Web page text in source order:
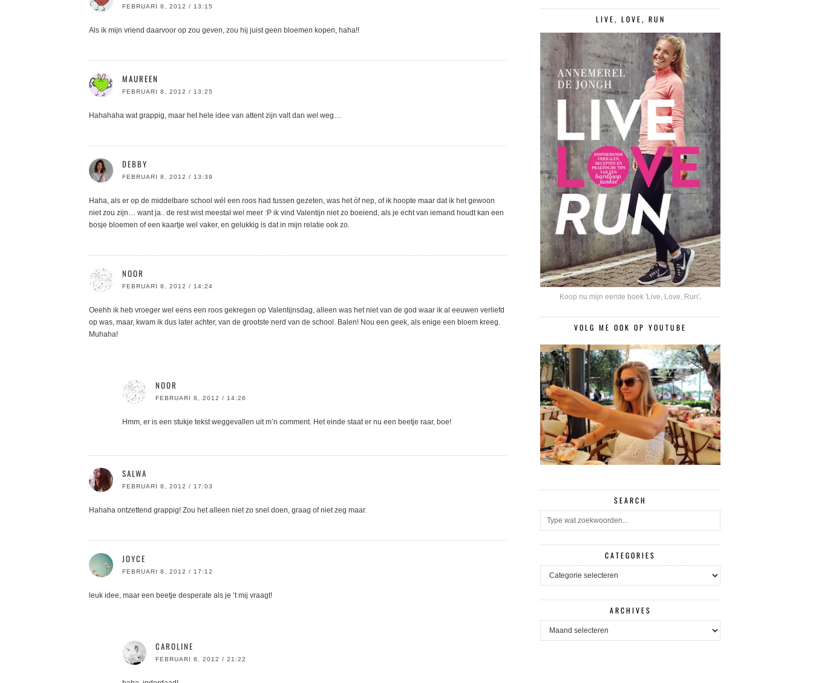
FEBRUARI 8, 2012 / 13:15
Als ik mijn vriend daarvoor op zou geven, zou hij juist geen bloemen kopen, haha!!
MAUREEN
FEBRUARI 8, 2012 / 13:25
Hahahaha wat grappig, maar het hele idee van attent zijn valt dan wel weg…
DEBBY
FEBRUARI 8, 2012 / 13:39
Haha, als er op de middelbare school wél een roos had tussen gezeten, was het óf nep, of ik hoopte maar dat ik het gewoon
niet zou zijn… want ja.. de rest wist meestal wel meer :P ik vind Valentijn niet zo boeiend, als je echt van iemand houdt kan een
bosje bloemen of een kaartje wel vaker, en gelukkig is dat in mijn relatie ook zo.
NOOR
FEBRUARI 8, 2012 / 14:24
Oeehh ik heb vroeger wel eens een roos gekregen op Valentijnsdag, alleen was het niet van de god waar ik al eeuwen verliefd
op was, maar, kwam ik dus later achter, van de grootste nerd van de school. Balen! Nou een geek, als enige een bloem kreeg.
Muhaha!
NOOR
FEBRUARI 8, 2012 / 14:26
Hmm, er is een stukje tekst weggevallen uit m’n comment. Het einde staat er nu een beetje raar, boe!
SALWA
FEBRUARI 8, 2012 / 17:03
Hahaha ontzettend grappig! Zou het alleen niet zo snel doen, graag of niet zeg maar.
JOYCE
FEBRUARI 8, 2012 / 17:12
leuk idee, maar een beetje desperate als je ’t mij vraagt!
CAROLINE
FEBRUARI 8, 2012 / 21:22
LIVE, LOVE, RUN
Koop nu mijn eerste boek 'Live, Love, Run'.
VOLG ME OOK OP YOUTUBE
SEARCH
CATEGORIES
CATEGORIES
ARCHIVES
ARCHIVES